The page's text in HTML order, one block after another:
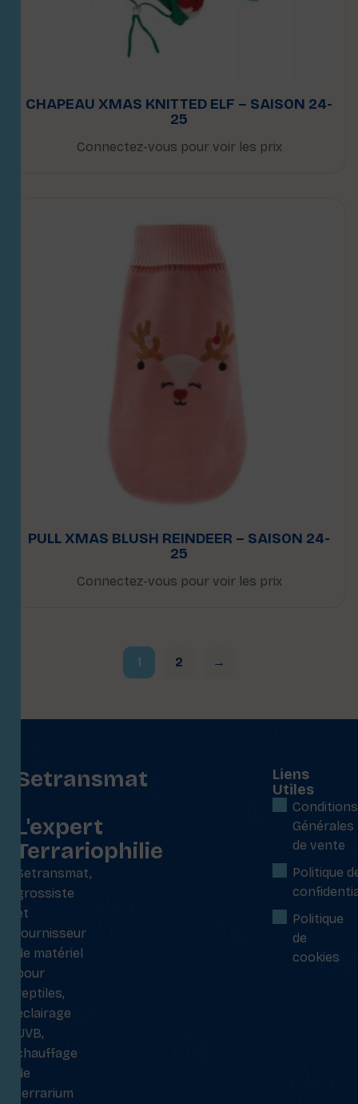
CHAPEAU XMAS KNITTED ELF – SAISON 24-
25
Connectez-vous pour voir les prix
PULL XMAS BLUSH REINDEER – SAISON 24-
25
Connectez-vous pour voir les prix
1 2 →
Setransmat
L'expert
Terrariophilie
Setransmat,
grossiste
et
fournisseur
de matériel
pour
reptiles,
éclairage
UVB,
chauffage
de
terrarium
Liens
Utiles
Conditions
Générales
de vente
Politique
Politique
de
cookies